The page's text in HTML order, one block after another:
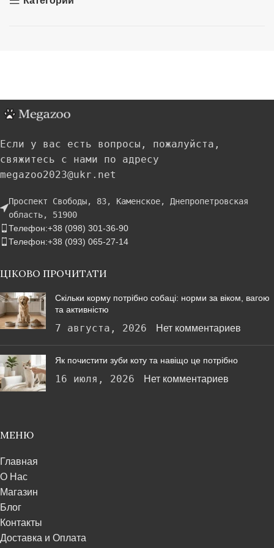
Если у вас есть вопросы, пожалуйста,
свяжитесь с нами по адресу
megazoo2023@ukr.net
Проспект Свободы, 83, Каменское, Днепропетровская
область, 51900
Телефон:+38 (098) 301-36-90
Телефон:+38 (093) 065-27-14
ЦІКОВО ПРОЧИТАТИ
Скільки корму потрібно собаці: норми за віком, вагою
та активністю
7 августа, 2026 Нет комментариев
Як почистити зуби коту та навіщо це потрібно
16 июля, 2026 Нет комментариев
МЕНЮ
Главная
О Нас
Магазин
Блог
Контакты
Доставка и Оплата